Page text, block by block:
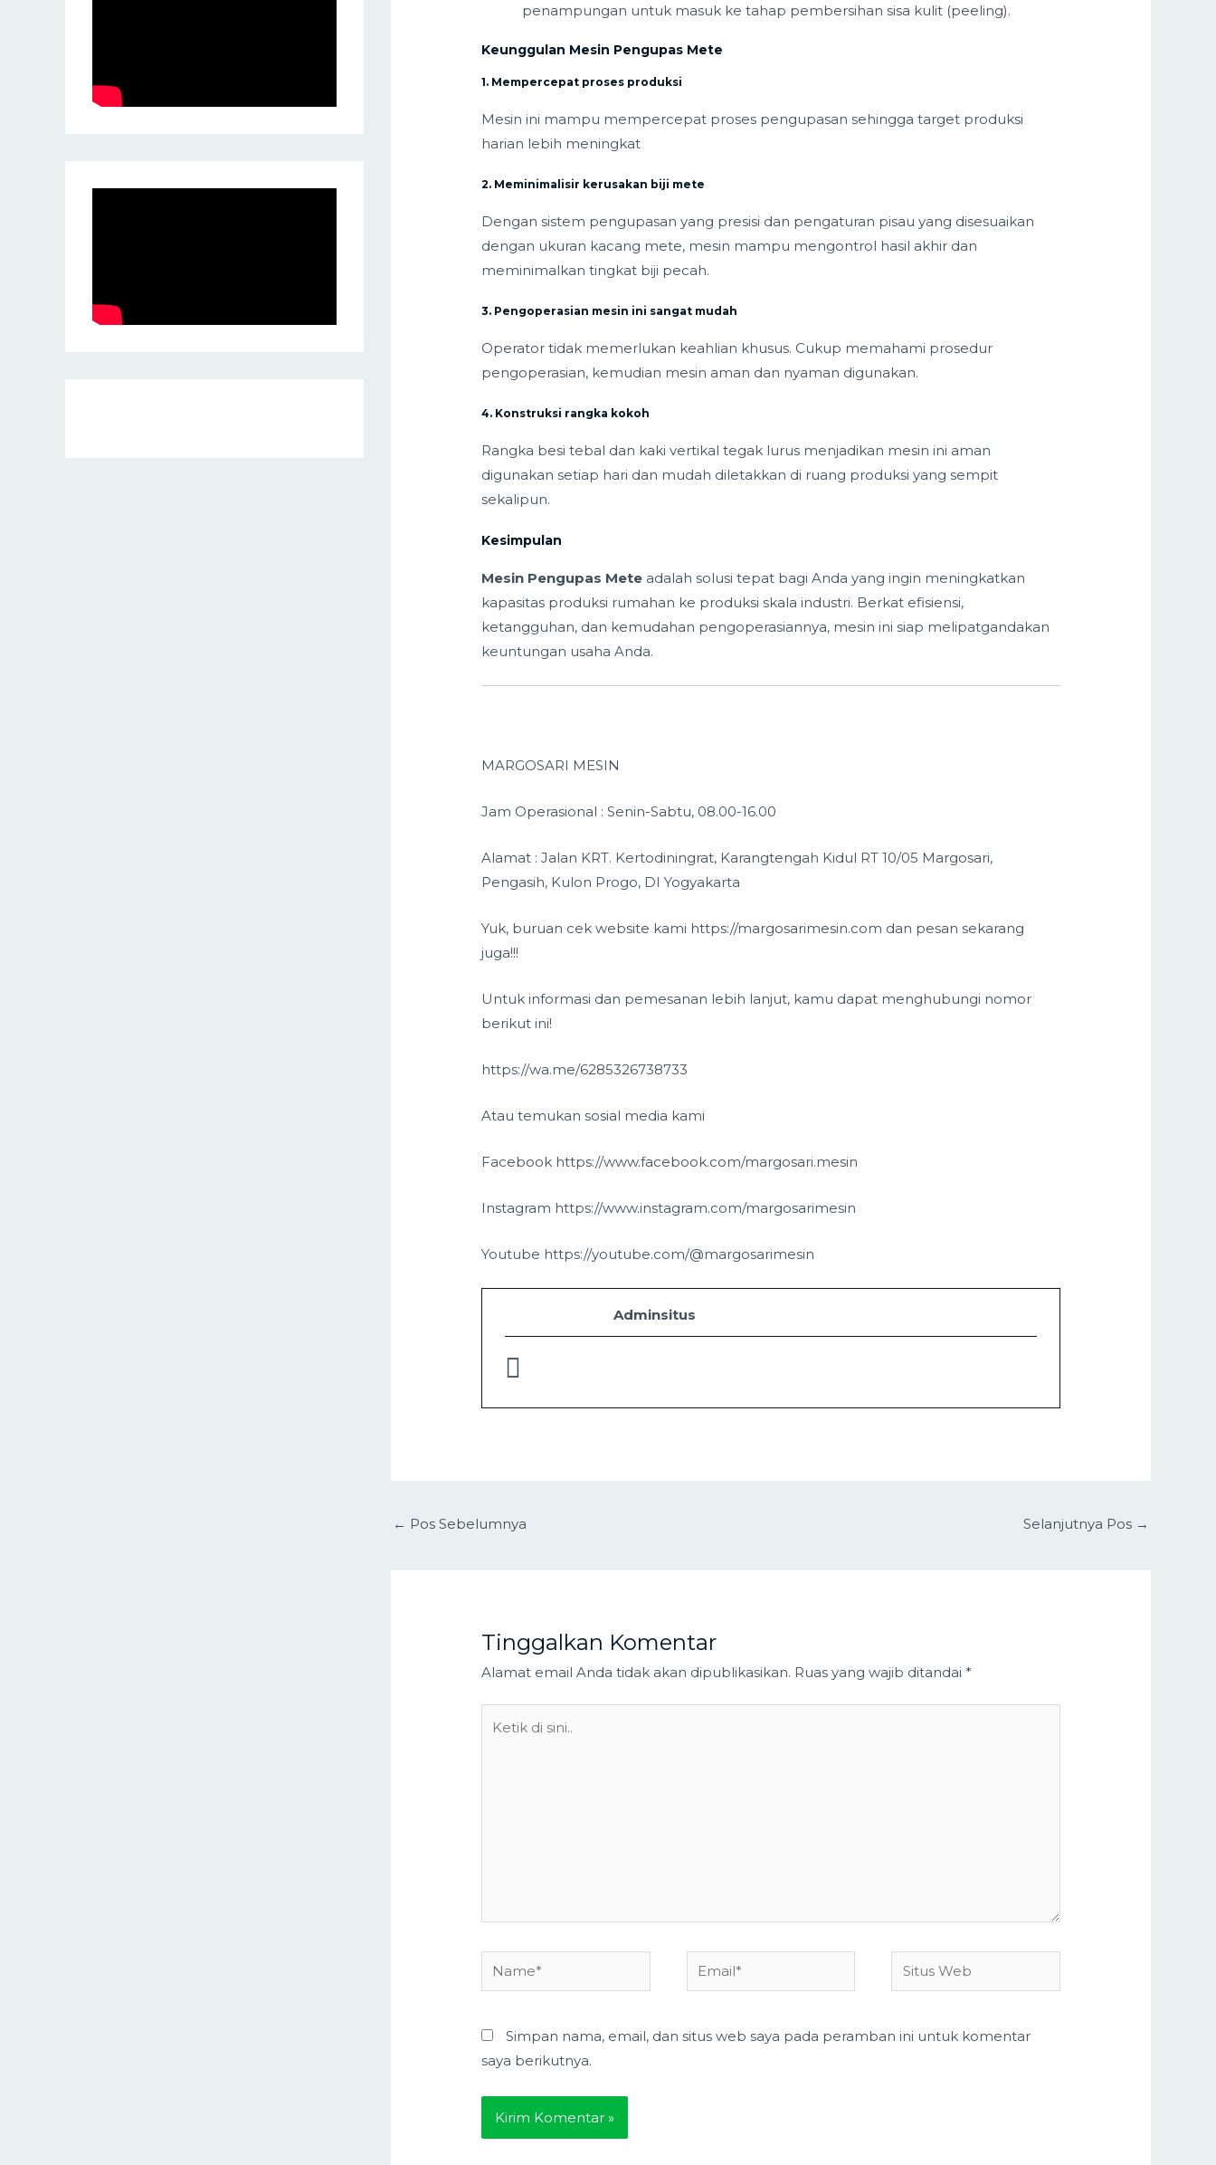
penampungan untuk masuk ke tahap pembersihan sisa kulit (peeling).
Keunggulan Mesin Pengupas Mete
1. Mempercepat proses produksi
Mesin ini mampu mempercepat proses pengupasan sehingga target produksi
harian lebih meningkat
2. Meminimalisir kerusakan biji mete
Dengan sistem pengupasan yang presisi dan pengaturan pisau yang disesuaikan
dengan ukuran kacang mete, mesin mampu mengontrol hasil akhir dan
meminimalkan tingkat biji pecah.
3. Pengoperasian mesin ini sangat mudah
Operator tidak memerlukan keahlian khusus. Cukup memahami prosedur
pengoperasian, kemudian mesin aman dan nyaman digunakan.
4. Konstruksi rangka kokoh
Rangka besi tebal dan kaki vertikal tegak lurus menjadikan mesin ini aman
digunakan setiap hari dan mudah diletakkan di ruang produksi yang sempit
sekalipun.
Kesimpulan
Mesin Pengupas Mete adalah solusi tepat bagi Anda yang ingin meningkatkan
kapasitas produksi rumahan ke produksi skala industri. Berkat efisiensi,
ketangguhan, dan kemudahan pengoperasiannya, mesin ini siap melipatgandakan
keuntungan usaha Anda.
MARGOSARI MESIN
Jam Operasional : Senin-Sabtu, 08.00-16.00
Alamat : Jalan KRT. Kertodiningrat, Karangtengah Kidul RT 10/05 Margosari,
Pengasih, Kulon Progo, DI Yogyakarta
Yuk, buruan cek website kami https://margosarimesin.com dan pesan sekarang
juga!!!
Untuk informasi dan pemesanan lebih lanjut, kamu dapat menghubungi nomor
berikut ini!
https://wa.me/6285326738733
Atau temukan sosial media kami
Facebook https://www.facebook.com/margosari.mesin
Instagram https://www.instagram.com/margosarimesin
Youtube https://youtube.com/@margosarimesin
Adminsitus
← Pos Sebelumnya Selanjutnya Pos →
Tinggalkan Komentar
Alamat email Anda tidak akan dipublikasikan. Ruas yang wajib ditandai*
Name* Email*
Situs
Web
Simpan nama, email, dan situs web saya pada peramban ini untuk komentar
saya berikutnya.